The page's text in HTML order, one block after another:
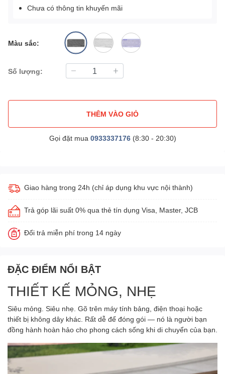
Chưa có thông tin khuyến mãi
Màu sắc:
Số lượng:
THÊM VÀO GIỎ
Gọi đặt mua 0933337176(8:30 - 20:30)
Giao hàng trong 24h (chỉ áp dụng khu vực nội thành)
Trả góp lãi suất 0% qua thẻ tín dụng Visa, Master, JCB
Đổi trả miễn phí trong 14 ngày
ĐẶC ĐIỂM NỔI BẬT
THIẾT KẾ MỎNG, NHẸ
Siêu mỏng. Siêu nhẹ. Gõ trên máy tính bảng, điện thoại hoặc
thiết bị không dây khác. Rất dễ để đóng gói — nó là người bạn
đồng hành hoàn hảo cho phong cách sống khi di chuyển của bạn.